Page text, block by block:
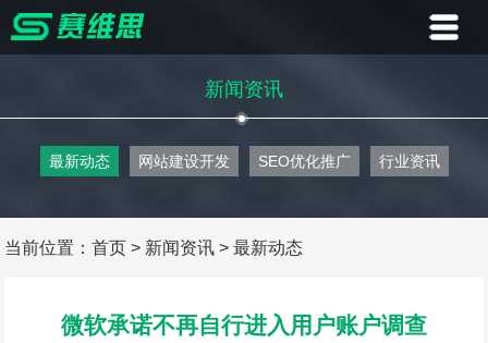
新闻资讯
最新动态 网站建设开发 SEO优化推广 行业资讯
当前位置：首页 > 新闻资讯 >最新动态
微软承诺不再自行进入用户账户调查